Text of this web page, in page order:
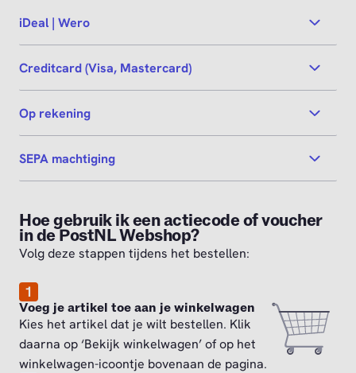
iDeal | Wero
Creditcard (Visa, Mastercard)
Op rekening
SEPA machtiging
Hoe gebruik ik een actiecode of voucher
in de PostNL Webshop?
Volg deze stappen tijdens het bestellen:
1
Voeg je artikel toe aan je winkelwagen
Kies het artikel dat je wilt bestellen. Klik
daarna op ‘Bekijk winkelwagen’ of op het
winkelwagen-icoontje bovenaan de pagina.